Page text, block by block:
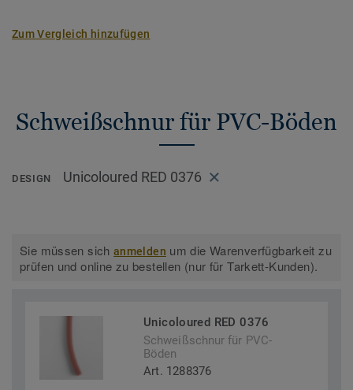
Zum Vergleich hinzufügen
Schweißschnur für PVC-Böden
DESIGN Unicoloured RED 0376
Sie müssen sichanmelden um die Warenverfügbarkeit zu
prüfen und online zu bestellen (nur für Tarkett-Kunden).
Unicoloured RED 0376
Schweißschnur für PVC-
Böden
Art. 1288376